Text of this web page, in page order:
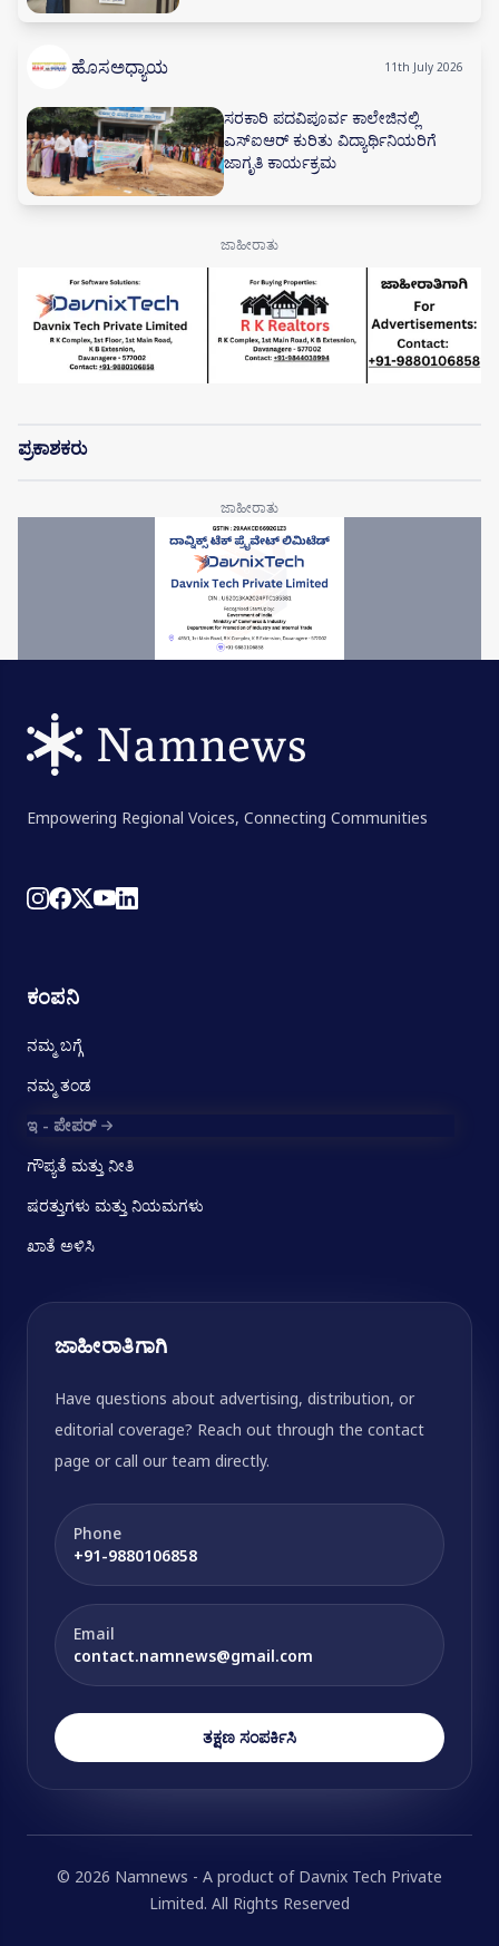
ಹೊಸಅಧ್ಯಾಯ 11th July 2026
ಸರಕಾರಿ ಪದವಿಪೂರ್ವ ಕಾಲೇಜಿನಲ್ಲಿ
ಎಸ್‌ಐಆರ್ ಕುರಿತು ವಿದ್ಯಾರ್ಥಿನಿಯರಿಗೆ
ಜಾಗೃತಿ ಕಾರ್ಯಕ್ರಮ
ಪ್ರಕಾಶಕರು
Empowering Regional Voices, Connecting Communities
ಕಂಪನಿ
ನಮ್ಮ ಬಗ್ಗೆ
ನಮ್ಮ ತಂಡ
ಇ - ಪೇಪರ್
ಗೌಪ್ಯತೆ ಮತ್ತು ನೀತಿ
ಷರತ್ತುಗಳು ಮತ್ತು ನಿಯಮಗಳು
ಖಾತೆ ಅಳಿಸಿ
ಜಾಹೀರಾತಿಗಾಗಿ
Have questions about advertising, distribution, or
editorial coverage? Reach out through the contact
page or call our team directly.
Phone
+91-9880106858
Email
contact.namnews@gmail.com
ತಕ್ಷಣ ಸಂಪರ್ಕಿಸಿ
© 2026 Namnews - A product of Davnix Tech Private
Limited. All Rights Reserved